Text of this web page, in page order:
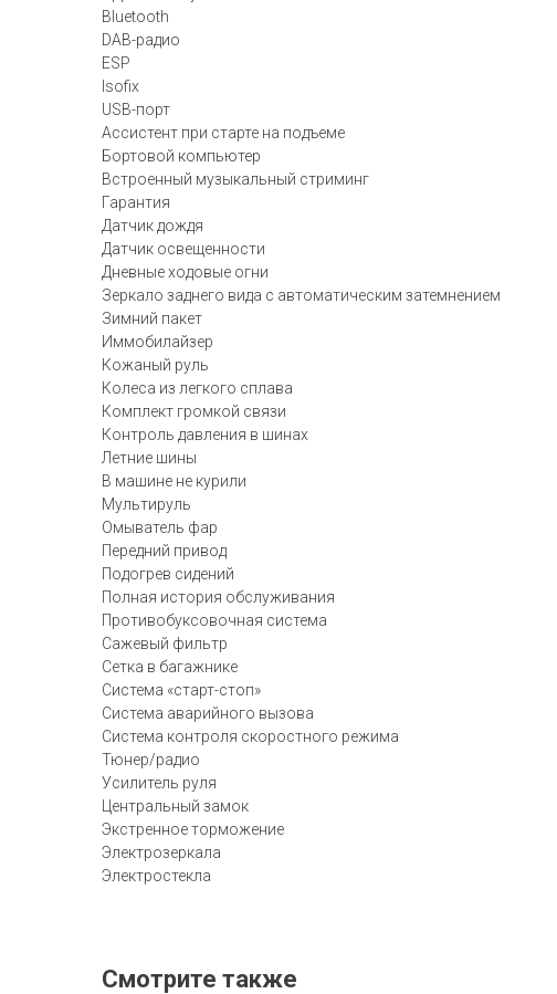
Bluetooth
DAB-радио
ESP
Isofix
USB-порт
Ассистент при старте на подъеме
Бортовой компьютер
Встроенный музыкальный стриминг
Гарантия
Датчик дождя
Датчик освещенности
Дневные ходовые огни
Зеркало заднего вида с автоматическим затемнением
Зимний пакет
Иммобилайзер
Кожаный руль
Колеса из легкого сплава
Комплект громкой связи
Контроль давления в шинах
Летние шины
В машине не курили
Мультируль
Омыватель фар
Передний привод
Подогрев сидений
Полная история обслуживания
Противобуксовочная система
Сажевый фильтр
Сетка в багажнике
Система «старт-стоп»
Система аварийного вызова
Система контроля скоростного режима
Тюнер/радио
Усилитель руля
Центральный замок
Экстренное торможение
Электрозеркала
Электростекла
Смотрите также